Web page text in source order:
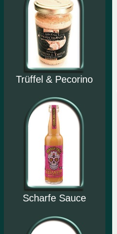
Trüffel & Pecorino
Scharfe Sauce